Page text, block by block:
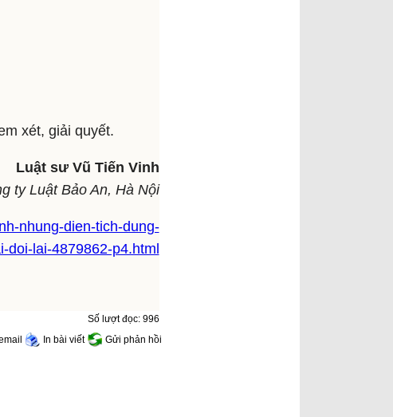
xét, giải quyết.
Luật sư Vũ Tiến Vinh
ty Luật Bảo An, Hà Nội
nhung-dien-tich-dung-
doi-lai-4879862-p4.html
Số lượt đọc: 996
In bài viết Gửi phản hồi